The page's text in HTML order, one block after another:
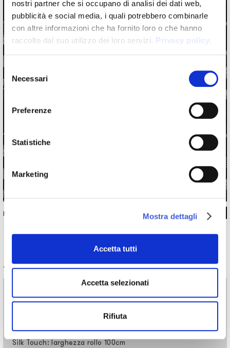
nostri partner che si occupano di analisi dei dati web,
pubblicità e social media, i quali potrebbero combinarle
con altre informazioni che ha fornito loro o che hanno
raccolto dal suo utilizzo dei loro servizi. Privacy policy.
Selezione
delNecessari
Preferenze
Statistiche
Marketing
Mostra dettagli
Accetta tutti
Accetta selezionati
Rifiuta
INKSKFJ1802
Informazioni tecniche
Raw fibre naturali: larghezza rollo 94cm
EQ•dekor fibra di vetro: larghezza rollo 94cm
Silk Touch: larghezza rollo 100cm